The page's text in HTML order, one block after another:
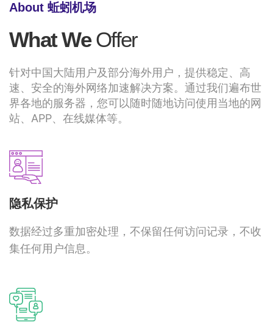
About 蚯蚓机场
What WeOffer
针对中国大陆用户及部分海外用户，提供稳定、高
速、安全的海外网络加速解决方案。通过我们遍布世
界各地的服务器，您可以随时随地访问使用当地的网
站、APP、在线媒体等。
隐私保护
数据经过多重加密处理，不保留任何访问记录，不收
集任何用户信息。